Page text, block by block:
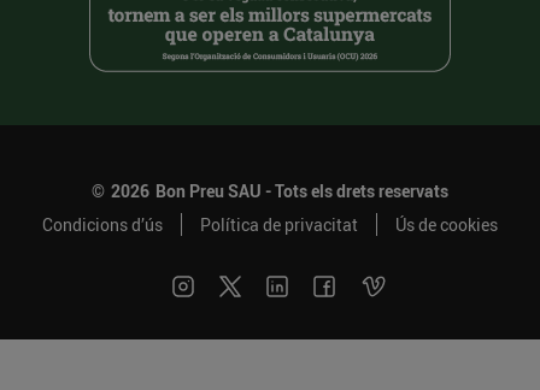
© 2026 Bon Preu SAU - Tots els drets reservats
Condicions d’ús
Política de privacitat Ús de cookies